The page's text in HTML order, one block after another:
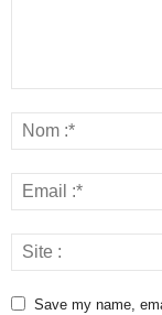
Save my name,